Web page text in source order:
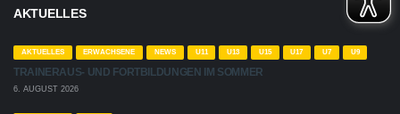
AKTUELLES
AKTUELLES ERWACHSENE NEWS U11 U13 U15 U17 U7 U9
TRAINERAUS- UND FORTBILDUNGEN IM SOMMER
6. AUGUST 2026